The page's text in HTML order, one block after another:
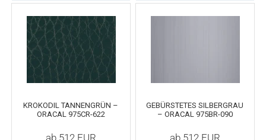
KROKODIL TANNENGRÜN –
ORACAL 975CR-622
ab 512 EUR
GEBÜRSTETES SILBERGRAU
– ORACAL 975BR-090
ab 512 EUR